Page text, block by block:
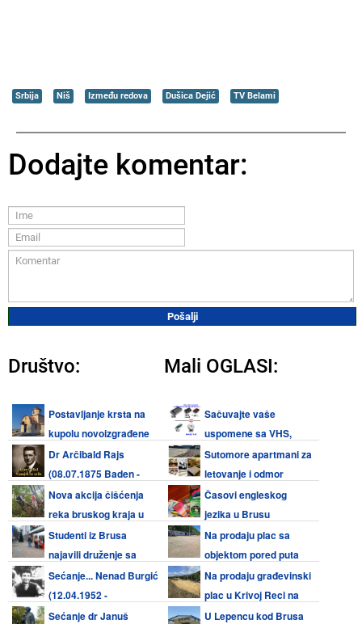
Srbija Niš Između redova Dušica Dejić TV Belami
Dodajte komentar:
Društvo:
Postavljanje krsta na
kupolu novoizgrađene
crkve u Šošićima u nedelju 9.
avgusta
Dr Arčibald Rajs
(08.07.1875 Baden -
08.08.1929 Beograd)
Nova akcija čišćenja
reka bruskog kraja u
subotu 08. avgusta 2026.
Studenti iz Brusa
najavili druženje sa
meštanima bruskog kraja 08.
avgusta
Sećanje... Nenad Burgić
(12.04.1952 -
07.08.1990)Sećanje dr Januš
Mali OGLASI:
Sačuvajte vaše
uspomene sa VHS,
Video 8, Hi8, Mini DV kaseta i
audio kaseta
Sutomore apartmani za
letovanje i odmor
Časovi engleskog
jezika u Brusu
Na prodaju plac sa
objektom pored puta
Kruševac - BrusNa prodaju građevinski
plac u Krivoj Reci na
KopaonikuU Lepencu kod Brusa